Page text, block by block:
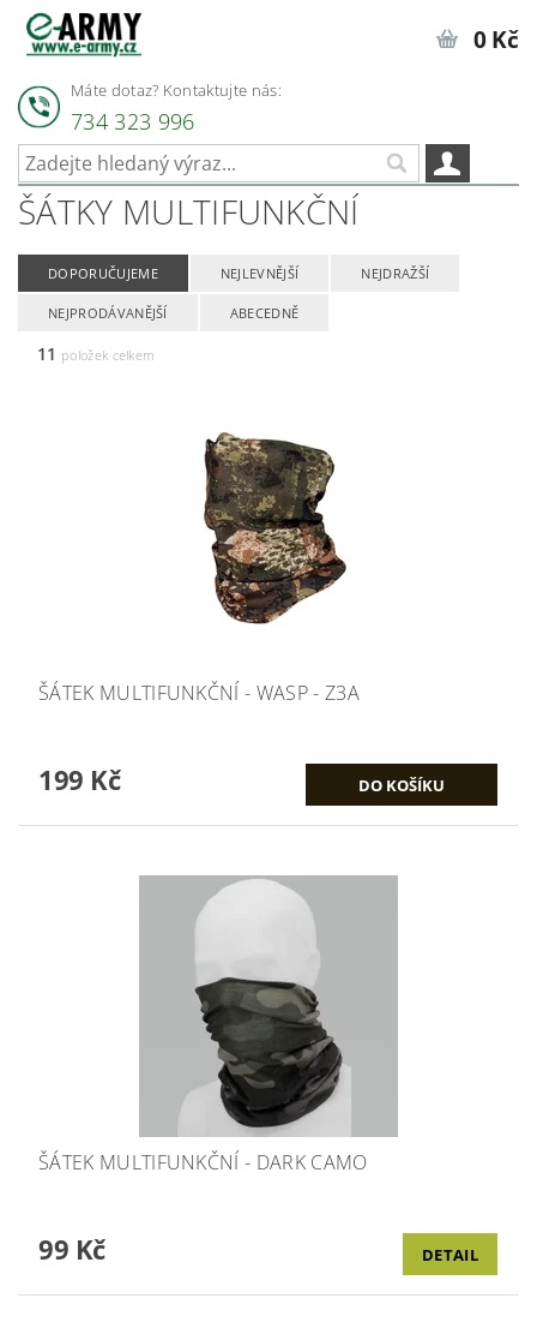
Máte dotaz? Kontaktujte nás:
734 323 996
0 Kč
ŠÁTKY MULTIFUNKČNÍ
DOPORUČUJEME NEJLEVNĚJŠÍ NEJDRAŽŠÍ
NEJPRODÁVANĚJŠÍ ABECEDNĚ
11 položek celkem
ŠÁTEK MULTIFUNKČNÍ - WASP - Z3A
199 Kč
ŠÁTEK MULTIFUNKČNÍ - DARK CAMO
99 Kč DETAIL